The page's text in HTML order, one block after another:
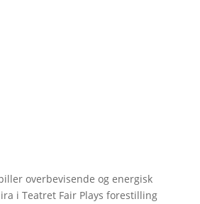
overbevisende og energisk
i Teatret Fair Plays forestilling